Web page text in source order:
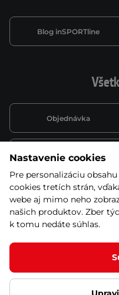
Objednávka
Spôsob platby
Montáž a servis
Kariéra
Blog inSPORTline
Nastavenie cookies
Pre personalizáciu
cookies tretích strán,
webe aj mimo neho
našich produktov. Zber
k tomu nedáte súhlas.